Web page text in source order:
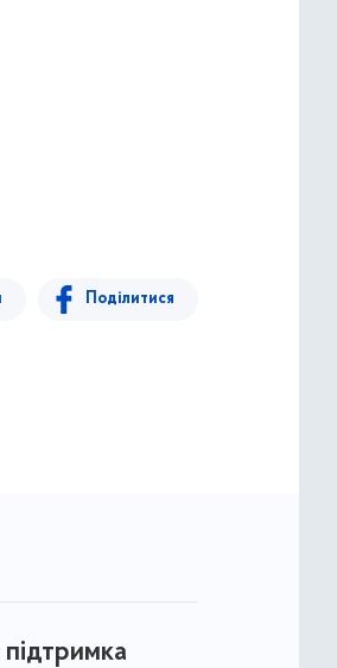
Поділитися
підтримка